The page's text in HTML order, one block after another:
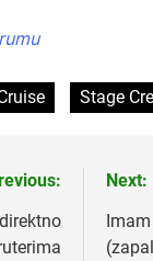
Stage
Next: